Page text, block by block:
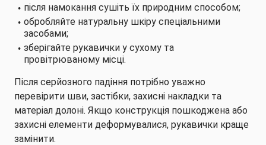
після намокання сушіть їх природним способом;
обробляйте натуральну шкіру спеціальними
засобами;
зберігайте рукавички у сухому та
провітрюваному місці.
Після серйозного падіння потрібно уважно
перевірити шви, застібки, захисні накладки та
матеріал долоні. Якщо конструкція пошкоджена або
захисні елементи деформувалися, рукавички краще
замінити.